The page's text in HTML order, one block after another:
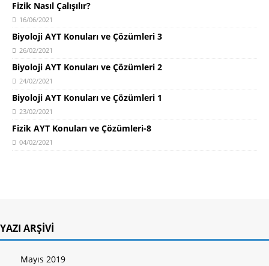
Fizik Nasıl Çalışılır?
16/06/2021
Biyoloji AYT Konuları ve Çözümleri 3
26/02/2021
Biyoloji AYT Konuları ve Çözümleri 2
24/02/2021
Biyoloji AYT Konuları ve Çözümleri 1
23/02/2021
Fizik AYT Konuları ve Çözümleri-8
04/02/2021
YAZI ARŞIVI
Mayıs 2019